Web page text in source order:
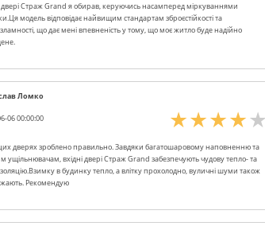
двері Страж Grand я обирав, керуючись насамперед міркуваннями
модель відповідає найвищим стандартам зброєстійкості та
що дає мені впевненість у тому, що моє житло буде надійно
Ломко
06 00:00:00
дверях зроблено правильно. Завдяки багатошаровому наповненню та
ущільнювачам, вхідні двері Страж Grand забезпечують чудову тепло- та
в будинку тепло, а влітку прохолодно, вуличні шуми також
Рекомендую